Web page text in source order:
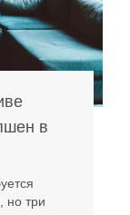
в
но три